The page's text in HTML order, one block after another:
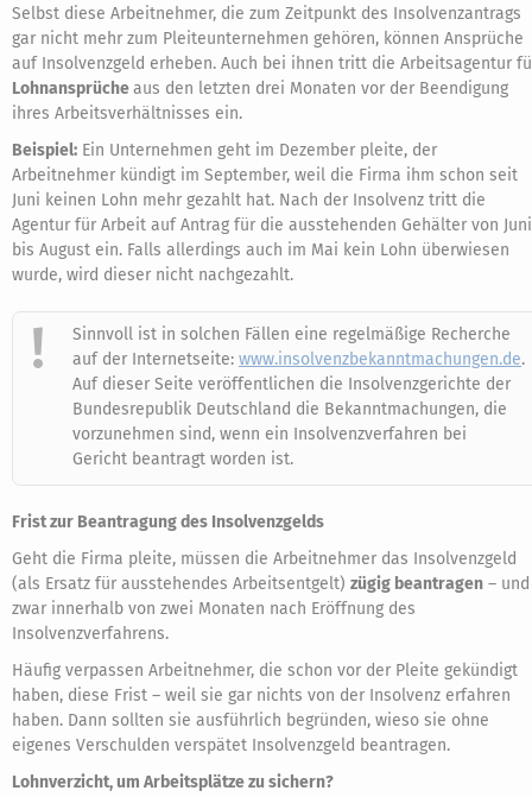
Selbst diese Arbeitnehmer, die zum Zeitpunkt des Insolvenzantrags
gar nicht mehr zum Pleiteunternehmen gehören, können Ansprüche
auf Insolvenzgeld erheben. Auch bei ihnen tritt die Arbeitsagentur
Lohnansprücheaus den letzten drei Monaten vor der Beendigung
ihres Arbeitsverhältnisses ein.
Beispiel: Ein Unternehmen geht im Dezember pleite, der
Arbeitnehmer kündigt im September, weil die Firma ihm schon seit
Juni keinen Lohn mehr gezahlt hat. Nach der Insolvenz tritt die
Agentur für Arbeit auf Antrag für die ausstehenden Gehälter von Juni
bis August ein. Falls allerdings auch im Mai kein Lohn überwiesen
wurde, wird dieser nicht nachgezahlt.
Sinnvoll ist in solchen Fällen eine regelmäßige Recherche
auf der Internetseite: www.insolvenzbekanntmachungen.de.
Auf dieser Seite veröffentlichen die Insolvenzgerichte der
Bundesrepublik Deutschland die Bekanntmachungen, die
vorzunehmen sind, wenn ein Insolvenzverfahren bei
Gericht beantragt worden ist.
Frist zur Beantragung des Insolvenzgelds
Geht die Firma pleite, müssen die Arbeitnehmer das Insolvenzgeld
(als Ersatz für ausstehendes Arbeitsentgelt) zügig beantragen – und
zwar innerhalb von zwei Monaten nach Eröffnung des
Insolvenzverfahrens.
Häufig verpassen Arbeitnehmer, die schon vor der Pleite gekündigt
haben, diese Frist – weil sie gar nichts von der Insolvenz erfahren
haben. Dann sollten sie ausführlich begründen, wieso sie ohne
eigenes Verschulden verspätet Insolvenzgeld beantragen.
Lohnverzicht, um Arbeitsplätze zu sichern?